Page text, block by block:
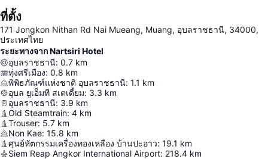
ที่ตั้ง
171 Jongkon Nithan Rd Nai Mueang, Muang, อุบลราชธานี, 34000,
ประเทศไทย
ระยะทางจาก Nartsiri Hotel
อุบลราชธานี: 0.7 km
ทุ่งศรีเมือง: 0.8 km
พิพิธภัณฑ์แห่งชาติ อุบลราชธานี: 1.1 km
อุบล ยูเอ็มที สเตเดี้ยม: 3.3 km
อุบลราชธานี: 3.9 km
Old Steamtrain: 4 km
Trouser: 5.7 km
Non Kae: 15.8 km
ศุนย์หัตกรรมเครื่องทองเหลือง บ้านปะอาว: 19.1 km
Siem Reap Angkor International Airport: 218.4 km